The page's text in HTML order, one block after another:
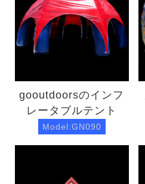
gooutdoorsのインフ
レータブルテント
Model:GN090